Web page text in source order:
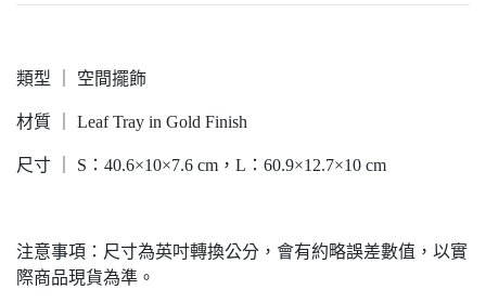
類型 ｜ 空間擺飾
材質 ｜ Leaf Tray in Gold Finish
尺寸 ｜ S：40.6×10×7.6 cm，L：60.9×12.7×10 cm
注意事項：尺寸為英吋轉換公分，會有約略誤差數值，以實
際商品現貨為準。